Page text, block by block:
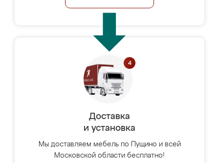
Доставка
и установка
Мы доставляем мебель по Пущино и всей
Московской области бесплатно!